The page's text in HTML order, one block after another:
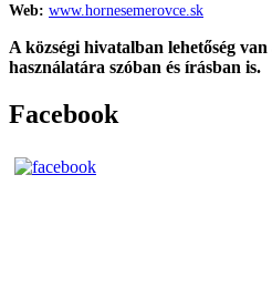
Web: www.hornesemerovce.sk
A községi hivatalban lehetőség
használatára szóban és írásban is.
Facebook